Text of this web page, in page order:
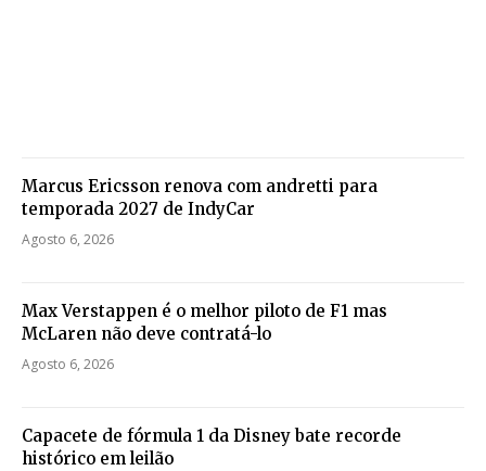
Marcus Ericsson renova com andretti para
temporada 2027 de IndyCar
Agosto 6, 2026
Max Verstappen é o melhor piloto de F1 mas
McLaren não deve contratá-lo
Agosto 6, 2026
Capacete de fórmula 1 da Disney bate recorde
histórico em leilão